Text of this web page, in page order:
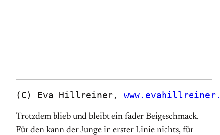
(C) Eva Hillreiner,
Trotzdem blieb und bleibt ein fader Beigeschmack.
Für den kann der Junge in erster Linie nichts, für